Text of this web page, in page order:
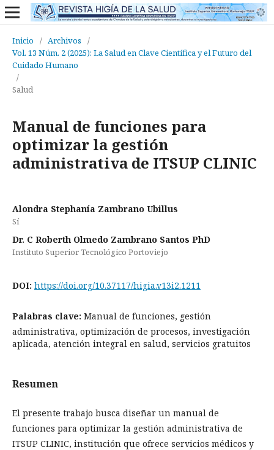
Inicio / Archivos
/
Vol. 13 Núm. 2 (2025): La Salud en Clave Científica y el Futuro del
Cuidado Humano
/
Salud
Manual de funciones para
optimizar la gestión
administrativa de ITSUP CLINIC
Alondra Stephanía Zambrano Ubillus
Sí
Dr. C Roberth Olmedo Zambrano Santos PhD
Instituto Superior Tecnológico Portoviejo
DOI: https://doi.org/10.37117/higia.v13i2.1211
Palabras clave: Manual de funciones, gestión
administrativa, optimización de procesos, investigación
aplicada, atención integral en salud, servicios gratuitos
Resumen
El presente trabajo busca diseñar un manual de
funciones para optimizar la gestión administrativa de
ITSUP CLINIC, institución que ofrece servicios médicos y